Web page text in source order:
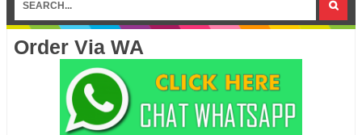
Order Via WA